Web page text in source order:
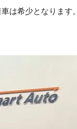
は希少となります。